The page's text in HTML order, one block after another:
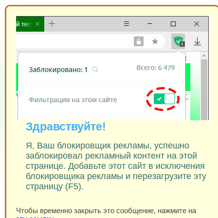
Здравствуйте!
Я, Ваш блокировщик рекламы, успешно
заблокировал рекламный контент на этой
странице. Добавьте этот сайт в исключения
блокировщика рекламы и перезагрузите эту
страницу (F5).
Чтобы временно закрыть это сообщение, нажмите на